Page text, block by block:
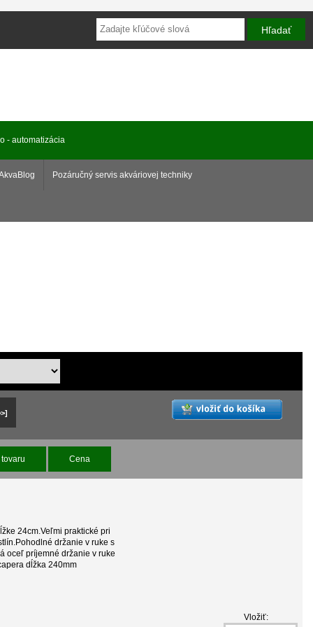
- automatizácia
Pozáručný servis akváriovej techniky
tovaru Cena
24cm.Veľmi praktické pri
držanie v ruke s
oceľ príjemné držanie v ruke
dĺžka 240mm
Vložiť: